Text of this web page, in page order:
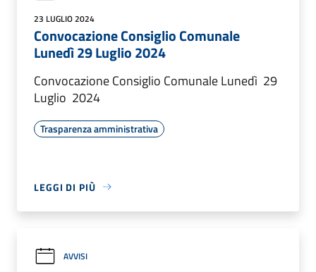
23 LUGLIO 2024
Convocazione Consiglio Comunale
Lunedì 29 Luglio 2024
Convocazione Consiglio Comunale Lunedì 29
Luglio 2024
Trasparenza amministrativa
LEGGI DI PIÙ
AVVISI